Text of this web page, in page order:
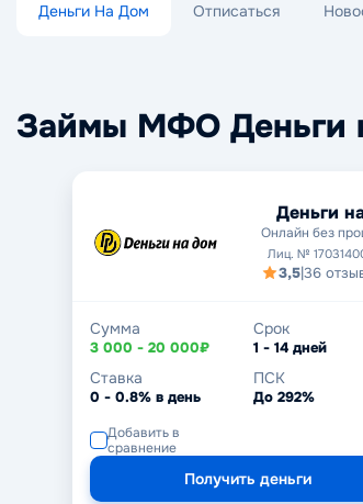
Деньги На Дом Отписаться
Займы МФО Деньги
Деньги
Онлайн без
Лиц. №
3,5|36
Сумма
3 000 - 20 000₽
Срок
1 - 14 дней
Ставка
0 - 0.8% в день
ПСК
До 292%
Добавить в
сравнение
Получить деньги